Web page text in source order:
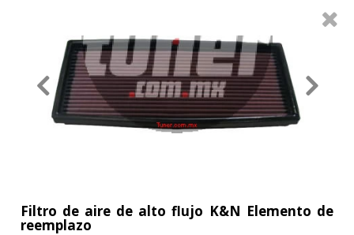
About
Services
0
Filtro de aire de alto flujo K&N Elemento de
reemplazo